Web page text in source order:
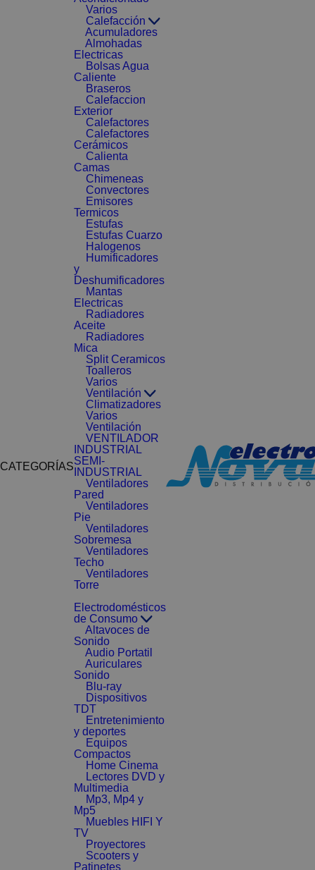
CATEGORÍAS
Varios
Calefacción
Acumuladores
Almohadas
Electricas
Bolsas Agua
Caliente
Braseros
Calefaccion
Exterior
Calefactores
Calefactores
Cerámicos
Calienta
Camas
Chimeneas
Convectores
Emisores
Termicos
Estufas
Estufas Cuarzo
Halogenos
Humificadores
y
Deshumificadores
Mantas
Electricas
Radiadores
Aceite
Radiadores
Mica
Split Ceramicos
Toalleros
Varios
Ventilación
Climatizadores
Varios
Ventilación
VENTILADOR
INDUSTRIAL
SEMI-
INDUSTRIAL
Ventiladores
Pared
Ventiladores
Pie
Ventiladores
Sobremesa
Ventiladores
Techo
Ventiladores
Torre
Electrodomésticos
de Consumo
Altavoces de
Sonido
Audio Portatil
Auriculares
Sonido
Blu-ray
Dispositivos
TDT
Entretenimiento
y deportes
Equipos
Compactos
Home Cinema
Lectores DVD y
Multimedia
Mp3, Mp4 y
Mp5
Muebles HIFI Y
TV
Proyectores
Scooters y
Patinetes